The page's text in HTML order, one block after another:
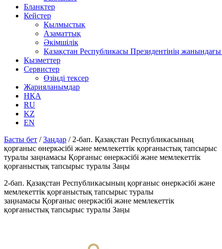
Бланктер
Кейстер
Қылмыстық
Азаматтық
Әкімшілік
Қазақстан Республикасы Президентінің
Қызметтер
Сервистер
Өзіңді тексер
Жарияланымдар
НҚА
RU
KZ
EN
Басты бет /Заңдар / 2-бап. Қазақстан Республикасының
қорғаныс өнеркәсібі және мемлекеттік қорғаныстық тапсырыс
туралы заңнамасы Қорғаныс өнеркәсібі және мемлекеттік
қорғаныстық тапсырыс туралы Заңы
2-бап. Қазақстан Республикасының қорғаныс өнеркәсібі және
мемлекеттік қорғаныстық тапсырыс туралы
заңнамасы Қорғаныс өнеркәсібі және мемлекеттік
қорғаныстық тапсырыс туралы Заңы